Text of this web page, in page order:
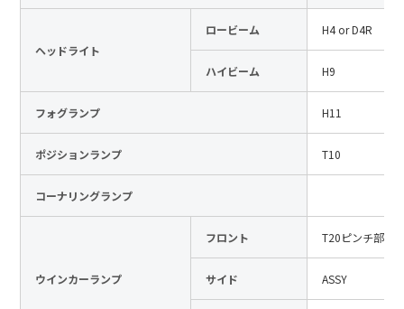
日本語 English 中文
製品検索
全て
VFHY1104P、LLF0111A、ULR4B、SL035
ヘッドライト
ロービーム H4 or D4R
ハイビーム H9
フォグランプ H11
ポジションランプ T10
コーナリングランプ
ウインカーランプ
フロント T20ピンチ部違
サイド ASSY